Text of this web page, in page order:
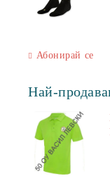
Абонирай се
Най-